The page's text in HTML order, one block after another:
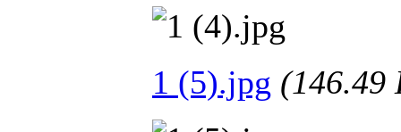
1 (5).jpg (146.49